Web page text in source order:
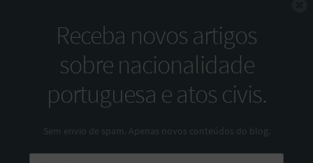
Receba novos artigos
sobre nacionalidade
portuguesa e atos civis.
Sem envio de spam. Apenas novos conteúdos do blog.